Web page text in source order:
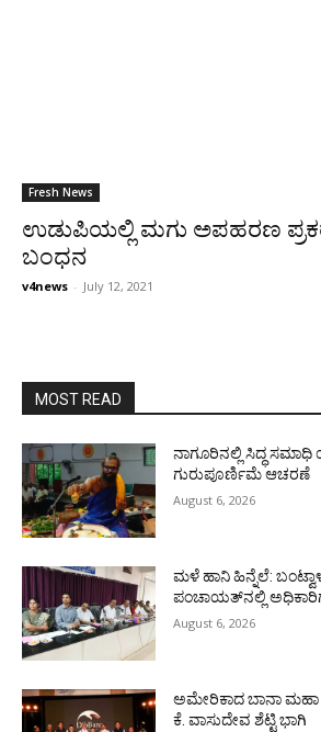
Fresh News
ಉಡುಪಿಯಲ್ಲಿ ಮಗು ಅಪಹರಣ
ಬಂಧನ
v4news - July 12, 2021
MOST READ
ನಾಗೂರಿನಲ್ಲಿ ಸಿದ್ಧ
ಗುರುಪೂರ್ಣಿಮೆ ಆಚರಣೆ
August 6, 2026
ಮಳೆ ಹಾನಿ ಹಿನ್ನೆಲೆ:
ಪಂಚಾಯತ್‌ನಲ್ಲಿ
August 6, 2026
ಅಮೇರಿಕಾದ ಬಾನಾ
ಕೆ. ವಾಸುದೇವ ಶೆಟ್ಟಿ ಭಾಗಿ